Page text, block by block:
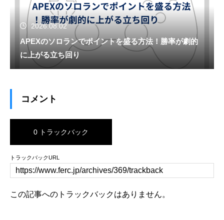
2026.08.02
APEXのソロランでポイントを盛る方法！勝率が劇的
に上がる立ち回り
コメント
0 トラックバック
トラックバックURL
この記事へのトラックバックはありません。